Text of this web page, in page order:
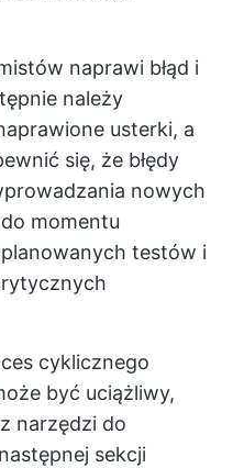
naprawi błąd i
należy
usterki, a
się, że błędy
nowych
momentu
testów i
cyklicznego
być uciążliwy,
narzędzi do
sekcji